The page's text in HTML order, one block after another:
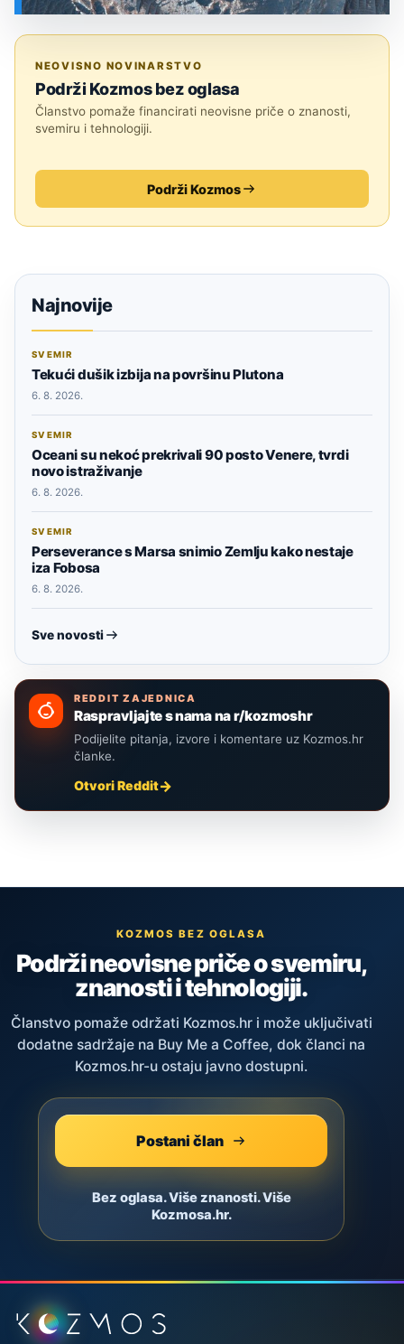
NEOVISNO NOVINARSTVO
Podrži Kozmos bez oglasa
Članstvo pomaže financirati neovisne priče o znanosti,
svemiru i tehnologiji.
Podrži Kozmos
Najnovije
SVEMIR
Tekući dušik izbija na površinu Plutona
6. 8. 2026.
SVEMIR
Oceani su nekoć prekrivali 90 posto Venere, tvrdi
novo istraživanje
6. 8. 2026.
SVEMIR
Perseverance s Marsa snimio Zemlju kako nestaje
iza Fobosa
6. 8. 2026.
Sve novosti
REDDIT ZAJEDNICA
Raspravljajte s nama na r/kozmoshr
Podijelite pitanja, izvore i komentare uz Kozmos.hr
članke.
Otvori Reddit
KOZMOS BEZ OGLASA
Podrži neovisne priče o svemiru,
znanosti i tehnologiji.
Članstvo pomaže održati Kozmos.hr i može uključivati
dodatne sadržaje na Buy Me a Coffee, dok članci na
Kozmos.hr-u ostaju javno dostupni.
Postani član
Bez oglasa. Više znanosti. Više
Kozmosa.hr.
Podnožje stranice